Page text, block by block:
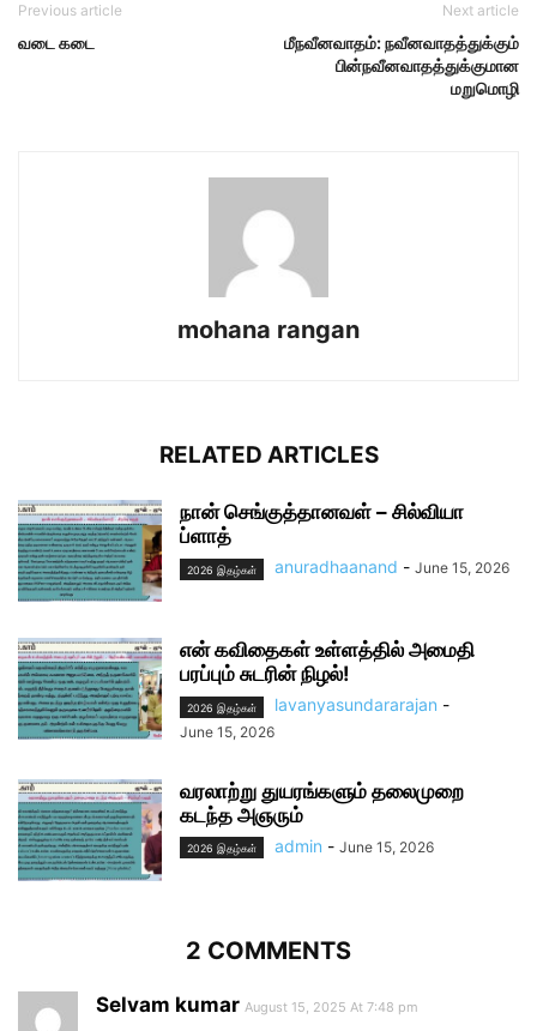
Previous article
வடை கடை
Next article
மீநவீனவாதம்: நவீனவாதத்துக்கும்
பின்நவீனவாதத்துக்குமான
மறுமொழி
mohana rangan
RELATED ARTICLES
நான் செங்குத்தானவள் – சில்வியா
ப்ளாத்
2026 இதழ்கள் anuradhaanand - June 15, 2026
என் கவிதைகள் உள்ளத்தில் அமைதி
பரப்பும் சுடரின் நிழல்!
2026 இதழ்கள் lavanyasundararajan -
June 15, 2026
வரலாற்று துயரங்களும் தலைமுறை
கடந்த அஞரும்
2026 இதழ்கள் admin - June 15, 2026
2 COMMENTS
Selvam kumar August 15, 2025 At 7:48 pm